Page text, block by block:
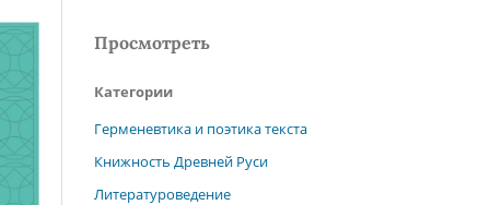
Просмотреть
Категории
Герменевтика и поэтика текста
Книжность Древней Руси
Литературоведение